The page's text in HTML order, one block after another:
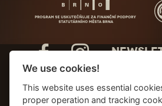
We use cookies!
This website uses essential
proper operation and tracking